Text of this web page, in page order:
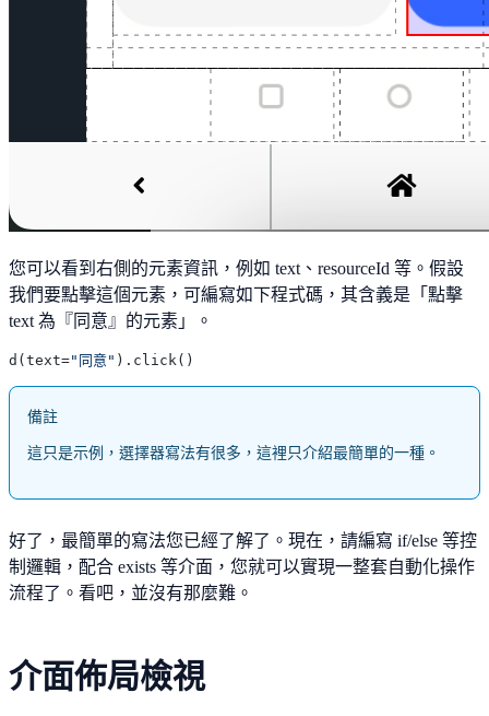
您可以看到右側的元素資訊，例如 text、resourceId 等。假設
我們要點擊這個元素，可編寫如下程式碼，其含義是「點擊
text 為『同意』的元素」。
d(text="同意"
備註
這只是示例，選擇器寫法有很多，這裡只介紹最簡單的一種。
好了，最簡單的寫法您已經了解了。現在，請編寫 if/else 等控
制邏輯，配合 exists 等介面，您就可以實現一整套自動化操作
流程了。看吧，並沒有那麼難。
介面佈局檢視